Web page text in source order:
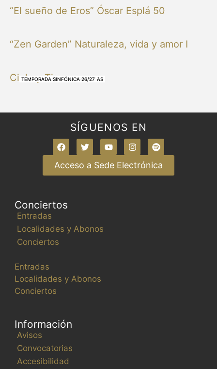
NUESTRAS BANDAS Y ORQUESTAS
NUESTRAS BANDAS Y ORQUESTAS
OTRAS MÚSICAS
NUESTRAS BANDAS Y ORQUESTAS
NUESTRAS BANDAS Y ORQUESTAS
TEMPORADA SINFÓNICA 26/27
“El sueño de Eros” Óscar Esplá 50
TEMPORADA SINFÓNICA 26/27
“Zen Garden” Naturaleza, vida y amor I
TEMPORADA SINFÓNICA 26/27
Cielo y Tierra
TEMPORADA SINFÓNICA 26/27
SÍGUENOS EN
Acceso a Sede Electrónica
Conciertos
Entradas
Localidades y Abonos
Conciertos
Entradas
Localidades y Abonos
Conciertos
Información
Avisos
Convocatorias
Accesibilidad